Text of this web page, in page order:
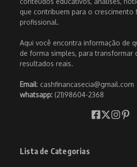
que contribuem para o crescimento
profissional.
Aqui você encontra informação de
de forma simples, para transformar
resultados reais.
Email: cashfinancasecia@gmail.com
whatsapp: (21)98604-2368
Lista de Categorias